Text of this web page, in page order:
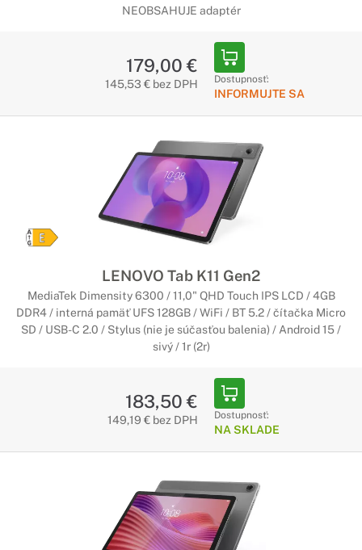
NEOBSAHUJE adaptér
179,00 €
145,53 € bez DPH Dostupnosť:
INFORMUJTE SA
LENOVO Tab K11 Gen2
MediaTek Dimensity 6300 / 11,0" QHD Touch IPS LCD / 4GB
DDR4 / interná pamäť UFS 128GB / WiFi / BT 5.2 / čítačka Micro
SD / USB-C 2.0 / Stylus (nie je súčasťou balenia) / Android 15 /
sivý / 1r (2r)
183,50 €
149,19 € bez DPH Dostupnosť:
NA SKLADE